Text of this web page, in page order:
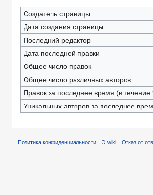
Создатель страницы
Дата создания страницы
Последний редактор
Дата последней правки
Общее число правок
Общее число различных авторов
Правок за последнее время (в течение
Уникальных авторов за последнее
Политика конфиденциальности О wiki Отказ от